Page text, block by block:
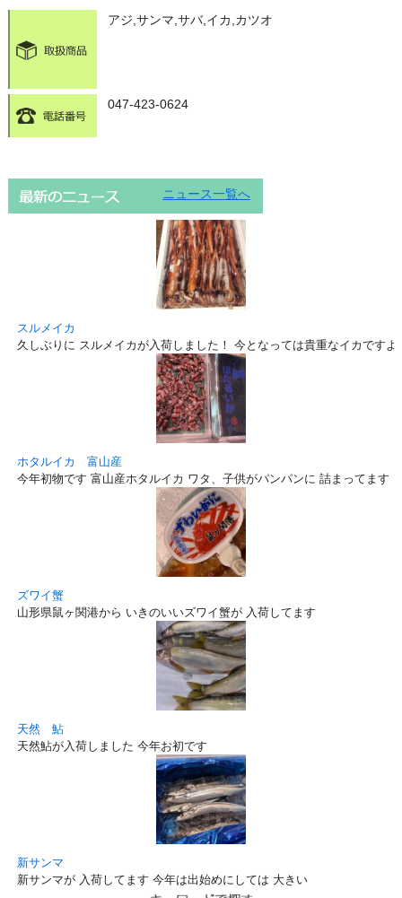
アジ,サンマ,サバ,イカ,カツオ
047-423-0624
ニュース一覧へ
スルメイカ
久しぶりに スルメイカが入荷しました！ 今となっては貴重なイカですよ
ホタルイカ 富山産
今年初物です 富山産ホタルイカ ワタ、子供がパンパンに 詰まってます！
ズワイ蟹
山形県鼠ヶ関港から いきのいいズワイ蟹が 入荷してます
天然 鮎
天然鮎が入荷しました 今年お初です
新サンマ
新サンマが 入荷してます 今年は出始めにしては 大きい